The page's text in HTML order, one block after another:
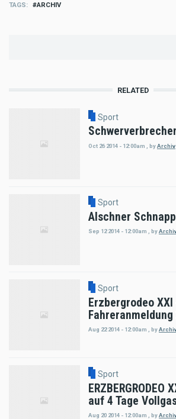
TAGS ARCHIV
RELATED
Sport
Oct 26 2014 - 12:00am byArchiv
Sport
Alschner
Sep 12 2014 - 12:00am , by
Sport
Erzbergrodeo
Fahreranmeldung
Aug 22 2014 - 12:00am by
Sport
auf 4 Tage
Aug 20 2014 - 12:00am by